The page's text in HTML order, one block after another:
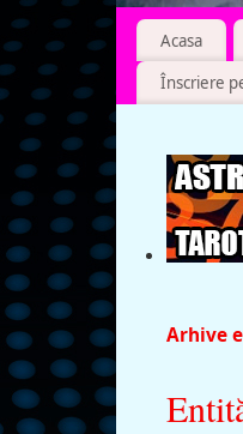
Acasa
Înscriere
Arhive